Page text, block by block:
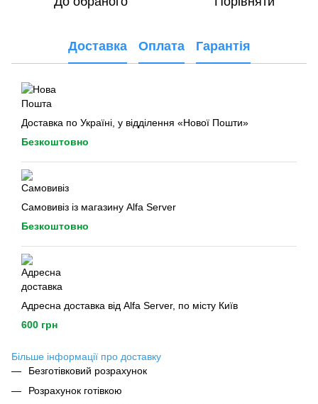
Доставка Оплата Гарантія
Доставка по Україні, у відділення «Нової Пошти»
Безкоштовно
Самовивіз із магазину Alfa Server
Безкоштовно
Адресна доставка від Alfa Server, по місту Київ
600 грн
Більше інформації про доставку
Безготівковий розрахунок
Розрахунок готівкою